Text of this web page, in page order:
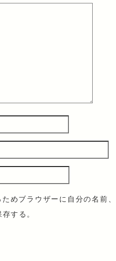
めブラウザーに自分の名前、
する。